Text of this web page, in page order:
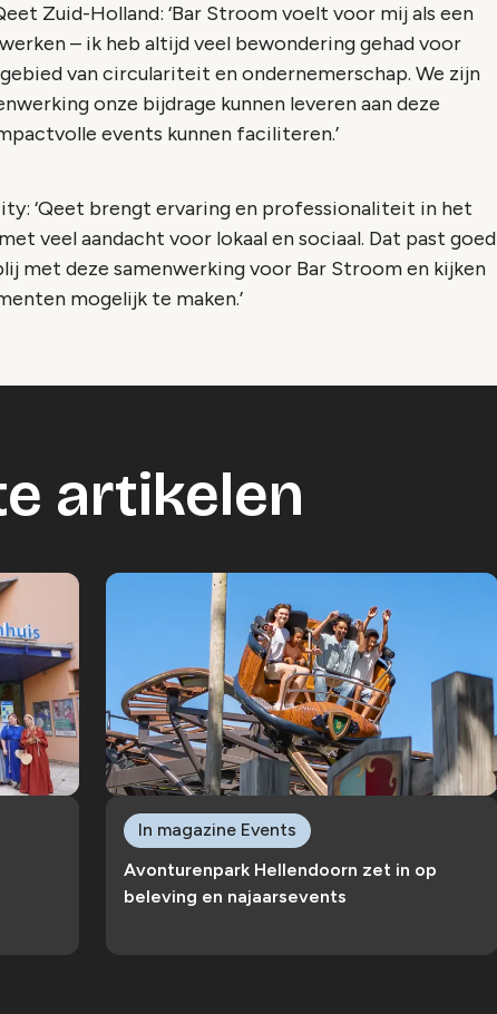
Zuid-Holland: ‘Bar Stroom voelt voor mij als een
– ik heb altijd veel bewondering gehad voor
van circulariteit en ondernemerschap. We zijn
onze bijdrage kunnen leveren aan deze
events kunnen faciliteren.’
‘Qeet brengt ervaring en professionaliteit in het
veel aandacht voor lokaal en sociaal. Dat past goed
met deze samenwerking voor Bar Stroom en kijken
mogelijk te maken.’
artikelen
Avonturenpark Hellendoorn zet in op
beleving en najaarsevents
In magazine Events